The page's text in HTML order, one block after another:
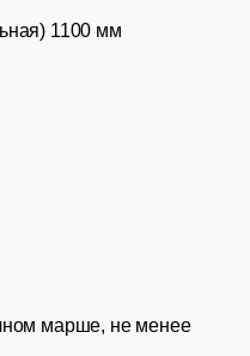
1100 мм
марше, не менее